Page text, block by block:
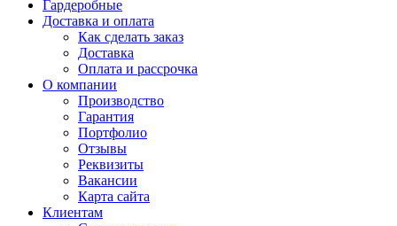
Гардеробные
Доставка и оплата
Как сделать заказ
Доставка
Оплата и рассрочка
О компании
Производство
Гарантия
Портфолио
Отзывы
Реквизиты
Вакансии
Карта сайта
Клиентам